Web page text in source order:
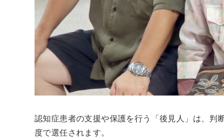
認知症患者の支援や保護を行う「後見人」は、判
度で選任されます。